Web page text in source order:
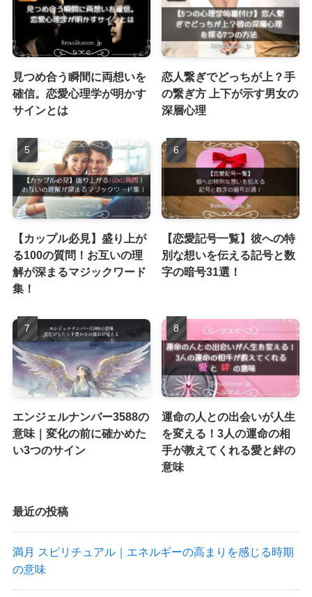
見つめ合う瞬間に両想いを
確信。恋愛心理学が明かす
サインとは
恋人繋ぎでどっちが上？手
の繋ぎ方 上下が示す男女の
深層心理
【カップル必見】盛り上が
る100の質問！お互いの理
解が深まるマジックワード
集！
【恋愛記号一覧】彼への特
別な想いを伝える記号と数
字の暗号31選！
エンジェルナンバー3588の
意味｜変化の前に確かめた
い3つのサイン
運命の人との出会いが人生
を変える！3人の運命の相
手が教えてくれる愛と絆の
意味
最近の投稿
満月 スピリチュアル｜エネルギーの高まりを感じる時期
の意味